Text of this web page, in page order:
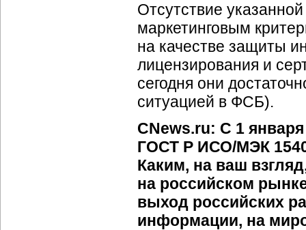
Отсутствие
маркетинговым
на качестве защиты
лицензирования и
сегодня они
ситуацией в ФСБ).
CNews.ru: С 1
ГОСТ Р ИСО/МЭК
Каким, на ваш
на российском
выход российских
информации, на